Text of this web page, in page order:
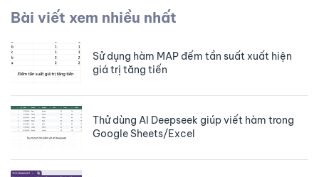
Bài viết xem nhiều nhất
Sử dụng hàm MAP đếm tần suất xuất hiện
giá trị tăng tiến
Thử dùng AI Deepseek giúp viết hàm trong
Google Sheets/Excel